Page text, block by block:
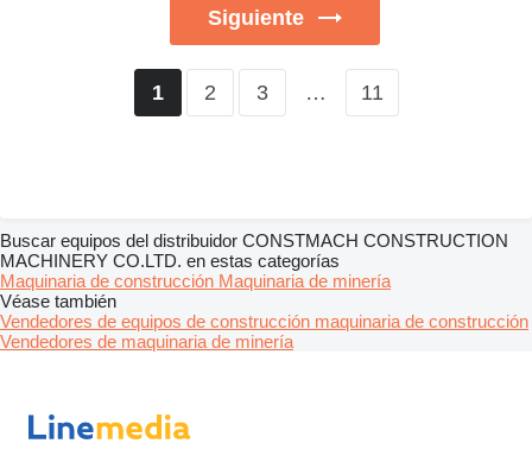
Siguiente
1 2 3 … 11
Buscar equipos del distribuidor CONSTMACH CONSTRUCTION
MACHINERY CO.LTD. en estas categorías
Maquinaria de construcción Maquinaria de minería
Véase también
Vendedores de equipos de construcción maquinaria de construcción
Vendedores de maquinaria de minería